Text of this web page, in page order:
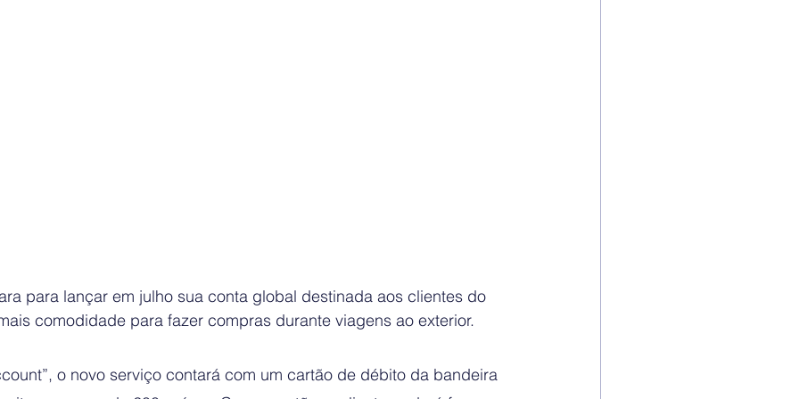
para lançar em julho sua conta global destinada aos clientes do
comodidade para fazer compras durante viagens ao exterior.
o novo serviço contará com um cartão de débito da bandeira